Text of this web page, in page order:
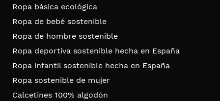
Ropa básica ecológica
Ropa de bebé sostenible
Ropa de hombre sostenible
Ropa deportiva sostenible hecha en España
Ropa infantil sostenible hecha en España
Ropa sostenible de mujer
Calcetines 100% algodón